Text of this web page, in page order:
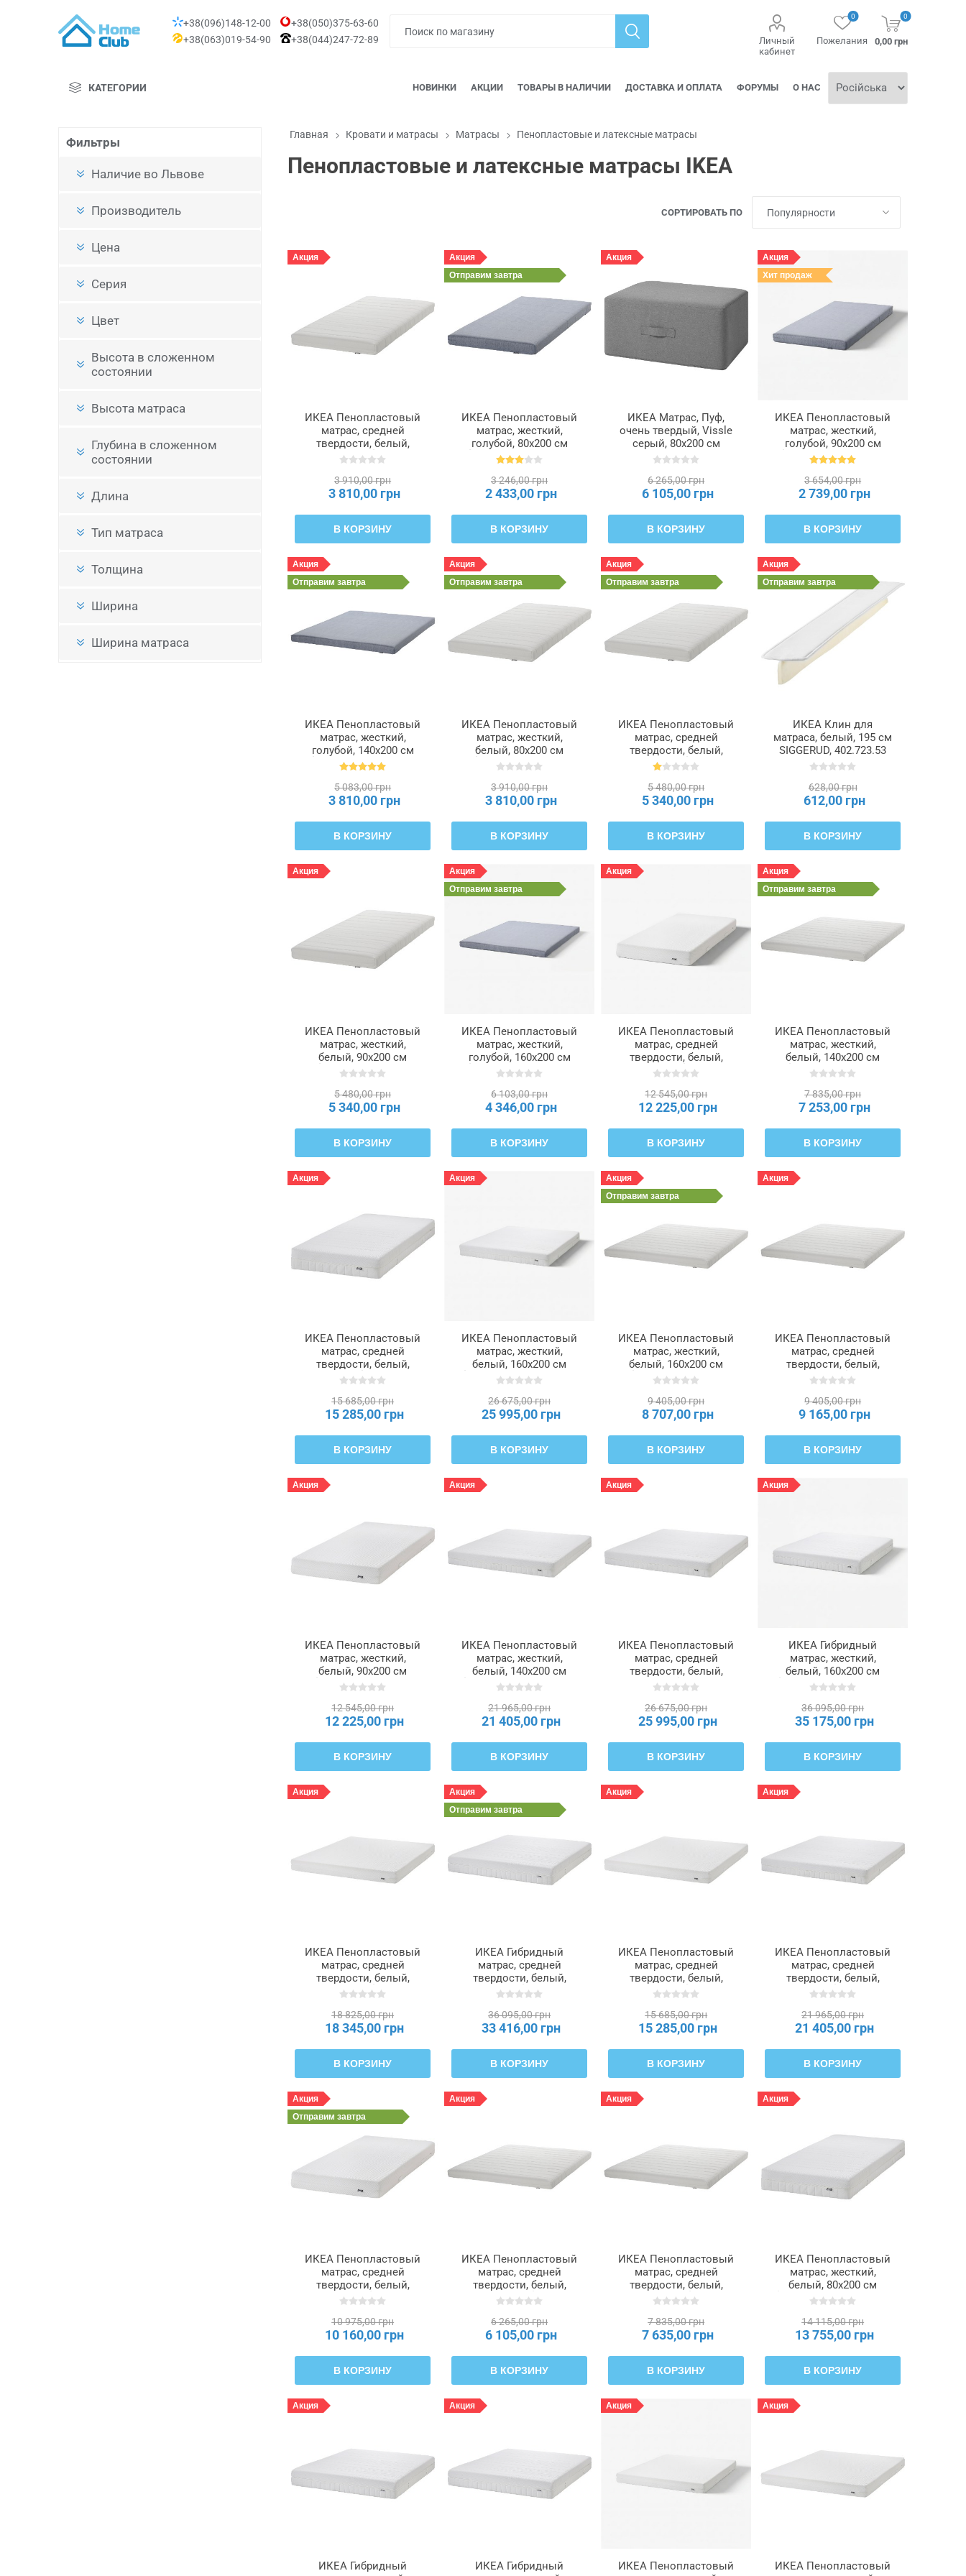
+38(096)148-12-00
+38(050)375-63-60
+38(063)019-54-90
+38(044)247-72-89
Личный
кабинет
Пожелания
0 0
0,00 грн
КАТЕГОРИИ НОВИНКИ АКЦИИ ТОВАРЫ В НАЛИЧИИ ДОСТАВКА И ОПЛАТА ФОРУМЫ О НАС
Фильтры
Наличие во Львове
Производитель
Цена
Серия
Цвет
Высота в сложенном
состоянии
Высота матраса
Глубина в сложенном
состоянии
Длина
Тип матраса
Толщина
Ширина
Ширина матраса
Главная Кровати и матрасы Матрасы Пенопластовые и латексные матрасы
Пенопластовые и латексные матрасы IKEA
СОРТИРОВАТЬ ПО
Акция
ИКЕА Пенопластовый
матрас, средней
твердости, белый,
80x200 см ÅFJÄLL,
3 910,00 грн
3 810,00 грн
В КОРЗИНУ
Акция
Отправим завтра
ИКЕА Пенопластовый
матрас, жесткий,
голубой, 80x200 см
ÅGOTNES, 104.808.53
3 246,00 грн
2 433,00 грн
В КОРЗИНУ
Акция
ИКЕА Матрас, Пуф,
очень твердый, Vissle
серый, 80x200 см
VITHÄLL, 105.654.18
6 265,00 грн
6 105,00 грн
В КОРЗИНУ
Акция
Хит продаж
ИКЕА Пенопластовый
матрас, жесткий,
голубой, 90x200 см
ÅGOTNES, 004.808.58
3 654,00 грн
2 739,00 грн
В КОРЗИНУ
Акция
Отправим завтра
ИКЕА Пенопластовый
матрас, жесткий,
голубой, 140x200 см
ÅGOTNES, 204.808.43
5 083,00 грн
3 810,00 грн
В КОРЗИНУ
Акция
Отправим завтра
ИКЕА Пенопластовый
матрас, жесткий,
белый, 80x200 см
ÅFJÄLL, 805.686.30
3 910,00 грн
3 810,00 грн
В КОРЗИНУ
Акция
Отправим завтра
ИКЕА Пенопластовый
матрас, средней
твердости, белый,
90x200 см ÅFJÄLL,
5 480,00 грн
5 340,00 грн
В КОРЗИНУ
Акция
Отправим завтра
ИКЕА Клин для
матраса, белый, 195 см
SIGGERUD, 402.723.53
628,00 грн
612,00 грн
В КОРЗИНУ
Акция
ИКЕА Пенопластовый
матрас, жесткий,
белый, 90x200 см
ÅFJÄLL, 005.686.34
5 480,00 грн
5 340,00 грн
В КОРЗИНУ
Акция
Отправим завтра
ИКЕА Пенопластовый
матрас, жесткий,
голубой, 160x200 см
ÅGOTNES, 104.808.48
6 103,00 грн
4 346,00 грн
В КОРЗИНУ
Акция
ИКЕА Пенопластовый
матрас, средней
твердости, белый,
90x200 см ÅBYGDA,
12 545,00 грн
12 225,00 грн
В КОРЗИНУ
Акция
Отправим завтра
ИКЕА Пенопластовый
матрас, жесткий,
белый, 140x200 см
ÅFJÄLL, 105.686.38
7 835,00 грн
7 253,00 грн
В КОРЗИНУ
Акция
ИКЕА Пенопластовый
матрас, средней
твердости, белый,
90x200 см ÅKREHAMN,
15 685,00 грн
15 285,00 грн
В КОРЗИНУ
Акция
ИКЕА Пенопластовый
матрас, жесткий,
белый, 160x200 см
ÅKREHAMN, 604.816.47
26 675,00 грн
25 995,00 грн
В КОРЗИНУ
Акция
Отправим завтра
ИКЕА Пенопластовый
матрас, жесткий,
белый, 160x200 см
ÅFJÄLL, 505.699.52
9 405,00 грн
8 707,00 грн
В КОРЗИНУ
Акция
ИКЕА Пенопластовый
матрас, средней
твердости, белый,
160x200 см ÅFJÄLL,
9 405,00 грн
9 165,00 грн
В КОРЗИНУ
Акция
ИКЕА Пенопластовый
матрас, жесткий,
белый, 90x200 см
ÅBYGDA, 504.814.88
12 545,00 грн
12 225,00 грн
В КОРЗИНУ
Акция
ИКЕА Пенопластовый
матрас, жесткий,
белый, 140x200 см
ÅKREHAMN, 104.816.40
21 965,00 грн
21 405,00 грн
В КОРЗИНУ
Акция
ИКЕА Пенопластовый
матрас, средней
твердости, белый,
160x200 см ÅKREHAMN,
26 675,00 грн
25 995,00 грн
В КОРЗИНУ
Акция
ИКЕА Гибридный
матрас, жесткий,
белый, 160x200 см
ÅNNELAND, 204.817.10
36 095,00 грн
35 175,00 грн
В КОРЗИНУ
Акция
ИКЕА Пенопластовый
матрас, средней
твердости, белый,
160x200 см ÅBYGDA,
18 825,00 грн
18 345,00 грн
В КОРЗИНУ
Акция
Отправим завтра
ИКЕА Гибридный
матрас, средней
твердости, белый,
160x200 см ÅNNELAND,
36 095,00 грн
33 416,00 грн
В КОРЗИНУ
Акция
ИКЕА Пенопластовый
матрас, средней
твердости, белый,
140x200 см ÅBYGDA,
15 685,00 грн
15 285,00 грн
В КОРЗИНУ
Акция
ИКЕА Пенопластовый
матрас, средней
твердости, белый,
140x200 см ÅKREHAMN,
21 965,00 грн
21 405,00 грн
В КОРЗИНУ
Акция
Отправим завтра
ИКЕА Пенопластовый
матрас, средней
твердости, белый,
80x200 см ÅBYGDA,
10 975,00 грн
10 160,00 грн
В КОРЗИНУ
Акция
ИКЕА Пенопластовый
матрас, средней
твердости, белый,
120x200 см ÅFJÄLL,
6 265,00 грн
6 105,00 грн
В КОРЗИНУ
Акция
ИКЕА Пенопластовый
матрас, средней
твердости, белый,
140x200 см ÅFJÄLL,
7 835,00 грн
7 635,00 грн
В КОРЗИНУ
Акция
ИКЕА Пенопластовый
матрас, жесткий,
белый, 80x200 см
ÅKREHAMN, 104.816.59
14 115,00 грн
13 755,00 грн
В КОРЗИНУ
Акция
ИКЕА Гибридный
Акция
ИКЕА Гибридный
Акция
ИКЕА Пенопластовый
Акция
ИКЕА Пенопластовый